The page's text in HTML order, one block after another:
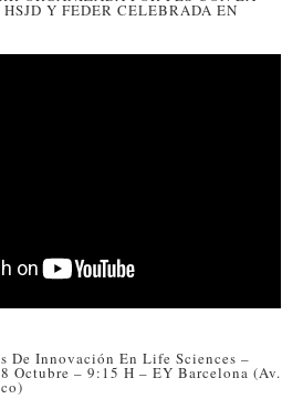
Y FEDER CELEBRADA EN
De Innovación En Life Sciences –
Octubre – 9:15 H – EY Barcelona (Av.